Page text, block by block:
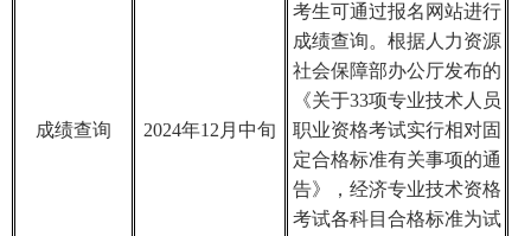
成绩查询 2024年12月中旬
考生可通过报名网站进行
成绩查询。根据人力资源
社会保障部办公厅发布的
《关于33项专业技术人员
职业资格考试实行相对固
定合格标准有关事项的通
告》，经济专业技术资格
考试各科目合格标准为试